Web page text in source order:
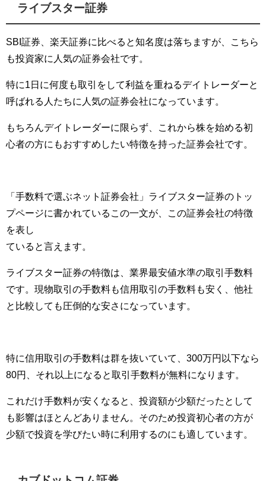
ライブスター証券
SBI証券、楽天証券に比べると知名度は落ちますが、こちら
も投資家に人気の証券会社です。
特に1日に何度も取引をして利益を重ねるデイトレーダーと
呼ばれる人たちに人気の証券会社になっています。
もちろんデイトレーダーに限らず、これから株を始める初
心者の方にもおすすめしたい特徴を持った証券会社です。
「手数料で選ぶネット証券会社」ライブスター証券のトッ
プページに書かれているこの一文が、この証券会社の特徴
を表し
ていると言えます。
ライブスター証券の特徴は、業界最安値水準の取引手数料
です。現物取引の手数料も信用取引の手数料も安く、他社
と比較しても圧倒的な安さになっています。
特に信用取引の手数料は群を抜いていて、300万円以下なら
80円、それ以上になると取引手数料が無料になります。
これだけ手数料が安くなると、投資額が少額だったとして
も影響はほとんどありません。そのため投資初心者の方が
少額で投資を学びたい時に利用するのにも適しています。